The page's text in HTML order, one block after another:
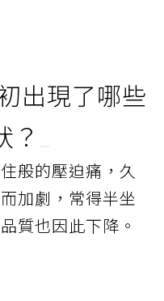
出現了哪些
？
般的壓迫痛，久
加劇，常得半坐
質也因此下降。